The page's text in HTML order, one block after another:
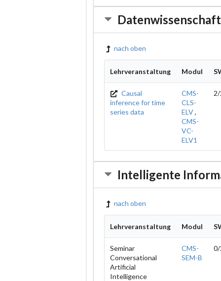
nach oben
Lehrveranstaltung Modul
Causal
inference for time
series data
CMS-
CLS-
ELV,
CMS-
VC-
ELV1
Intelligente
nach oben
Lehrveranstaltung Modul
Seminar
Conversational
Artificial
Intelligence
CMS-
SEM-B